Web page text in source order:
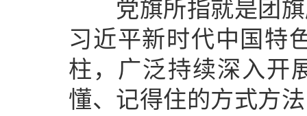
党旗所指就是团旗
习近平新时代中国特
柱，广泛持续深入开
懂、记得住的方式方